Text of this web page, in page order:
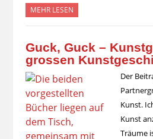
MEHR LESEN
Guck, Guck –
grossen
Der
Kunst.
Kunst
Träume